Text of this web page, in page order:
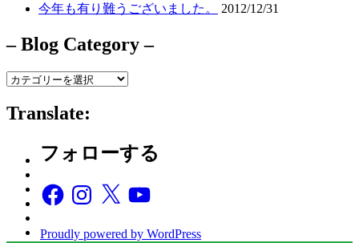
今年も有り難うございました。
2012/12/31
– Blog Category –
–
Category
–
Translate:
フォローする
FacebookInstagram
X YouTube
Proudly powered by WordPress